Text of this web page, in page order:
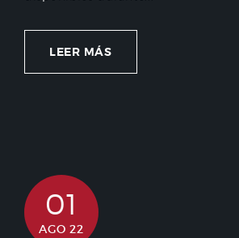
LEER MÁS
01
AGO 22